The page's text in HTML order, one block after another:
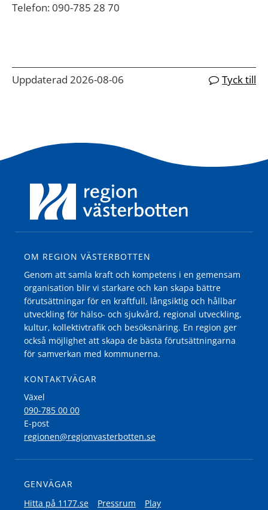
Telefon: 090-785 28 70
Uppdaterad 2026-08-06 Tyck till
OM REGION VÄSTERBOTTEN
Genom att samla kraft och kompetens i en gemensam
organisation blir vi starkare och kan skapa bättre
förutsättningar för en kraftfull, långsiktig och hållbar
utveckling för hälso- och sjukvård, regional utveckling,
kultur, kollektivtrafik och besöksnäring. En region ger
också möjlighet att skapa de bästa förutsättningarna
för samverkan med kommunerna.
KONTAKTVÄGAR
Växel
090-785 00 00
E-post
regionen@regionvasterbotten.se
GENVÄGAR
Hitta på 1177.se
Pressrum Play